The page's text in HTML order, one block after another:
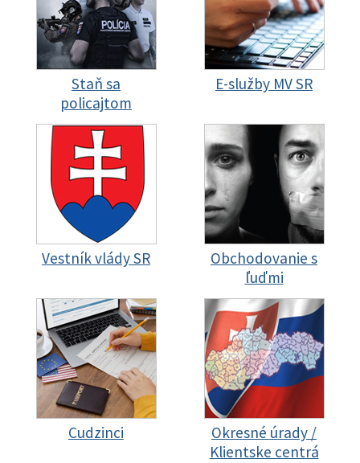
Staň sa
policajtom
E-služby MV SR
Vestník vlády SR
Obchodovanie s
ľuďmi
Cudzinci
Okresné úrady /
Klientske centrá